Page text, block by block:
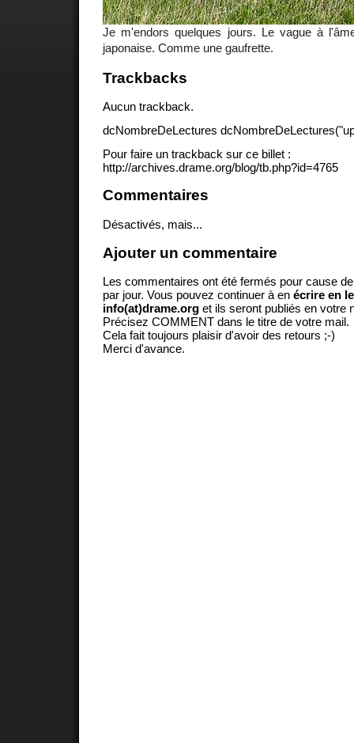
Je m'endors quelques jours. Le vague à
japonaise. Comme une gaufrette.
Trackbacks
Aucun trackback.
dcNombreDeLectures
Pour faire un trackback sur ce billet :
http://archives.drame.org/blog/tb.php?id=4765
Commentaires
Désactivés, mais...
Ajouter un commentaire
Les commentaires ont été fermés pour cause
par jour. Vous pouvez continuer à en écrire en
info(at)drame.org et ils seront publiés en votre
Précisez COMMENT dans le titre de votre mail.
Cela fait toujours plaisir d'avoir des retours ;-)
Merci d'avance.